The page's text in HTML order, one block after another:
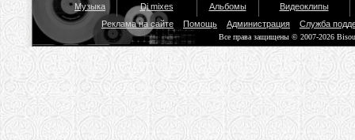
Музыка Dj mixes Альбомы
Видеоклипы
Реклама на сайте
Помощь Администрация Служба
Все права защищены © 2007-2026